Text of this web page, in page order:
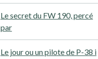
Le secret du FW 190, percé
par
Le jour ou un pilote de P-38 i